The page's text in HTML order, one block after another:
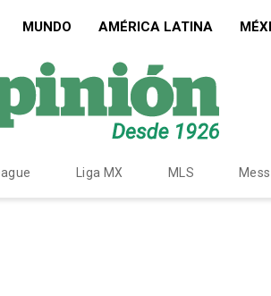
MUNDO AMÉRICA LATINA
Liga MX MLS